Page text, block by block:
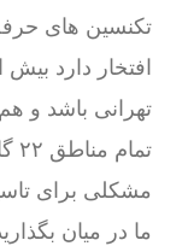
تکنسین های
تهرانی باشد و
مشکلی برای
ما در میان